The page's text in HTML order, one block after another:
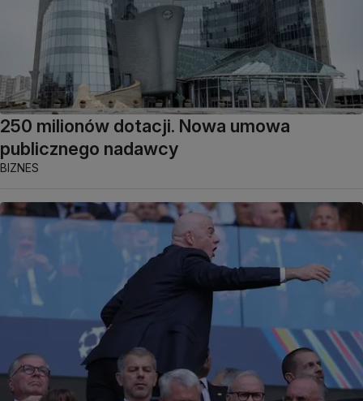
250 milionów dotacji. Nowa umowa
publicznego nadawcy
BIZNES